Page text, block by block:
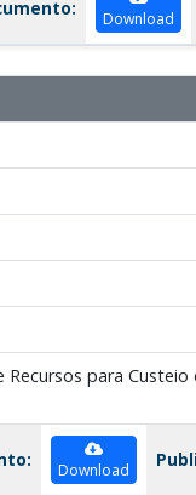
Download
para Custeio
Download